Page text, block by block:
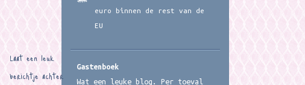
euro binnen de rest van de
EU
Gastenboek
Wat een leuke blog. Per toeval
Laat een leuk
berichtje achter